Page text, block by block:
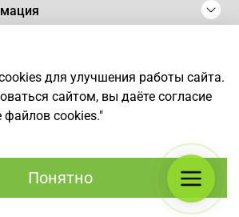
контента без письменного разрешения
Профиль
для улучшения работы сайта.
сайтом, вы даёте согласие
файлов cookies."
Понятно